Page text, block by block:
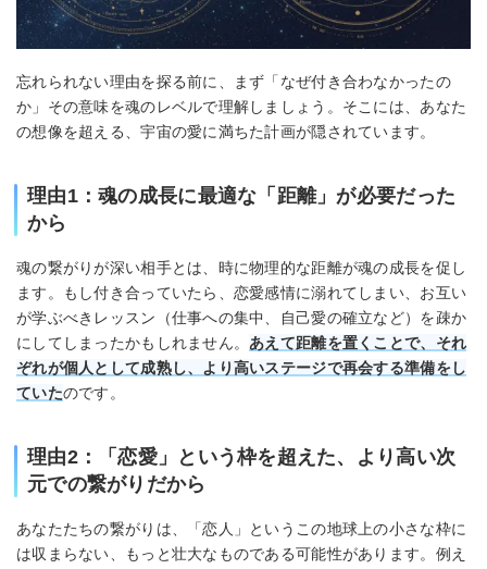
忘れられない理由を探る前に、まず「なぜ付き合わなかったの
か」その意味を魂のレベルで理解しましょう。そこには、あなた
の想像を超える、宇宙の愛に満ちた計画が隠されています。
理由1：魂の成長に最適な「距離」が必要だった
から
魂の繋がりが深い相手とは、時に物理的な距離が魂の成長を促し
ます。もし付き合っていたら、恋愛感情に溺れてしまい、お互い
が学ぶべきレッスン（仕事への集中、自己愛の確立など）を疎か
にしてしまったかもしれません。あえて距離を置くことで、それ
ぞれが個人として成熟し、より高いステージで再会する準備をし
ていたのです。
理由2：「恋愛」という枠を超えた、より高い次
元での繋がりだから
あなたたちの繋がりは、「恋人」というこの地球上の小さな枠に
は収まらない、もっと壮大なものである可能性があります。例え